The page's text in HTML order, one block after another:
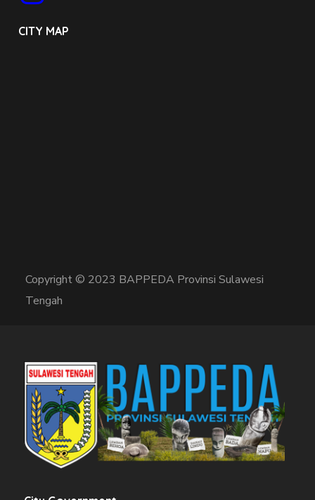
CITY MAP
Copyright © 2023 BAPPEDA Provinsi Sulawesi
Tengah